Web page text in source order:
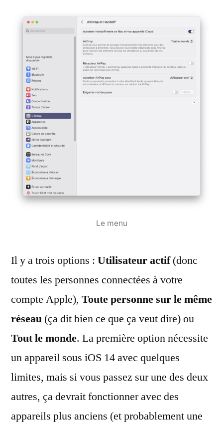
Le menu
Il y a trois options : Utilisateur actif(donc
toutes les personnes connectées à votre
compte Apple), Toute personne sur le même
réseau (ça dit bien ce que ça veut dire) ou
Tout le monde. La première option nécessite
un appareil sous iOS 14 avec quelques
limites, mais si vous passez sur une des deux
autres, ça devrait fonctionner avec des
appareils plus anciens (et probablement une